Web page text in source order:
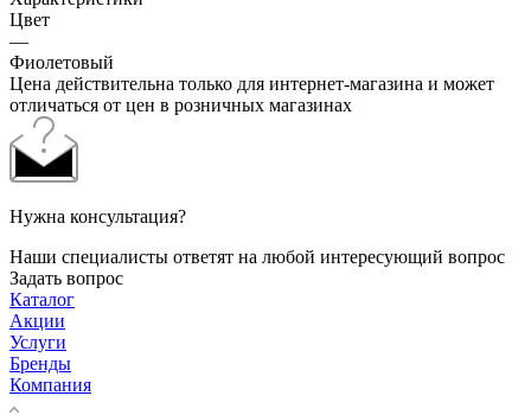
Цвет
—
Фиолетовый
Цена действительна только для интернет-магазина и может
отличаться от цен в розничных магазинах
Нужна консультация?
Наши специалисты ответят на любой интересующий вопрос
Задать вопрос
Каталог
Акции
Услуги
Бренды
Компания